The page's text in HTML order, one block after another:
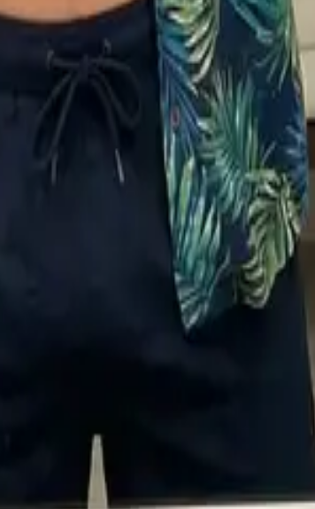
立客製化場景與人設，打造完美的 AI 陪伴體驗。